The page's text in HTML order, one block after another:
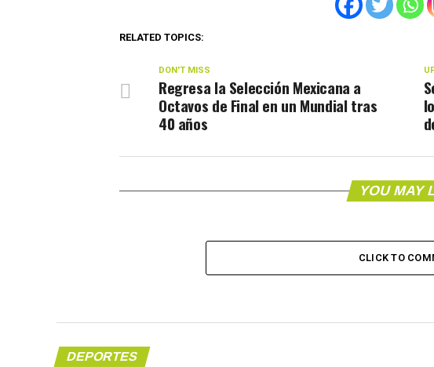
RELATED TOPICS:
DON'T MISS
Regresa la Selección Mexicana a
Octavos de Final en un Mundial tras
40 años
YOU MAY
CLICK TO
DEPORTES